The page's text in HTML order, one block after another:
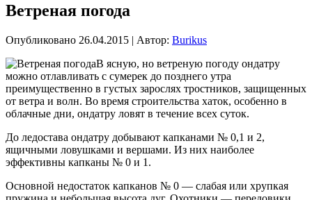
Ветреная погода
Опубликовано 26.04.2015 | Автор: Burikus
В ясную, но ветреную погоду ондатру
можно отлавливать с сумерек до позднего утра
преимущественно в густых зарослях тростников, защищенных
от ветра и волн. Во время строительства хаток, особенно в
облачные дни, ондатру ловят в течение всех суток.
До ледостава ондатру добывают капканами № 0,1 и 2,
ящичными ловушками и вершами. Из них наиболее
эффективны капканы № 0 и 1.
Основной недостаток капканов № 0 — слабая или хрупкая